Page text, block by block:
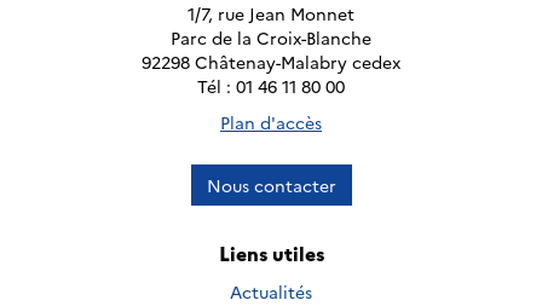
1/7, rue Jean Monnet
Parc de la Croix-Blanche
92298 Châtenay-Malabry cedex
Tél : 01 46 11 80 00
Plan d'accès
Nous contacter
Liens utiles
Actualités